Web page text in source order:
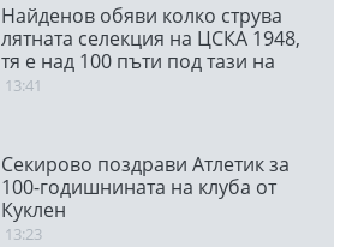
Найденов обяви колко струва
лятната селекция на ЦСКА 1948,
тя е над 100 пъти под тази на
ПАО
13:41
Секирово поздрави Атлетик за
100-годишнината на клуба от
Куклен
13:23